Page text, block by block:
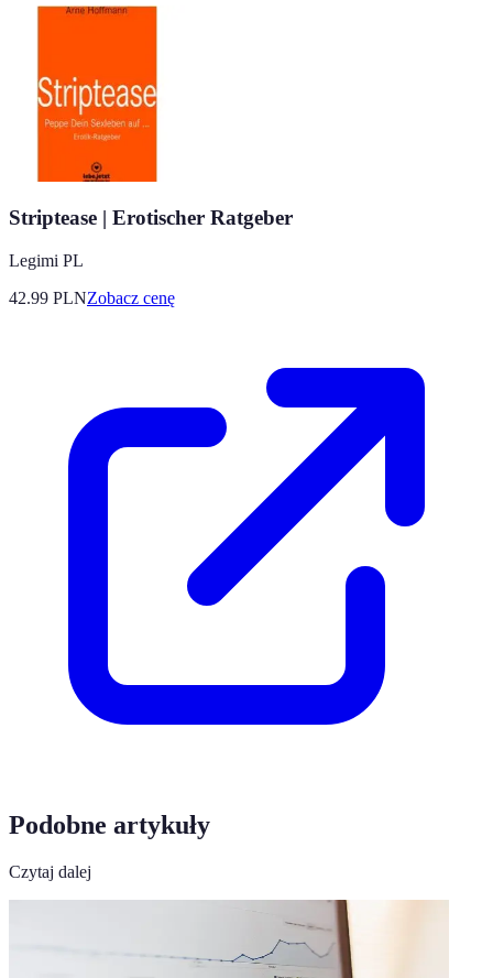
Striptease | Erotischer Ratgeber
Legimi PL
42.99 PLNZobacz cenę
Podobne artykuły
Czytaj dalej